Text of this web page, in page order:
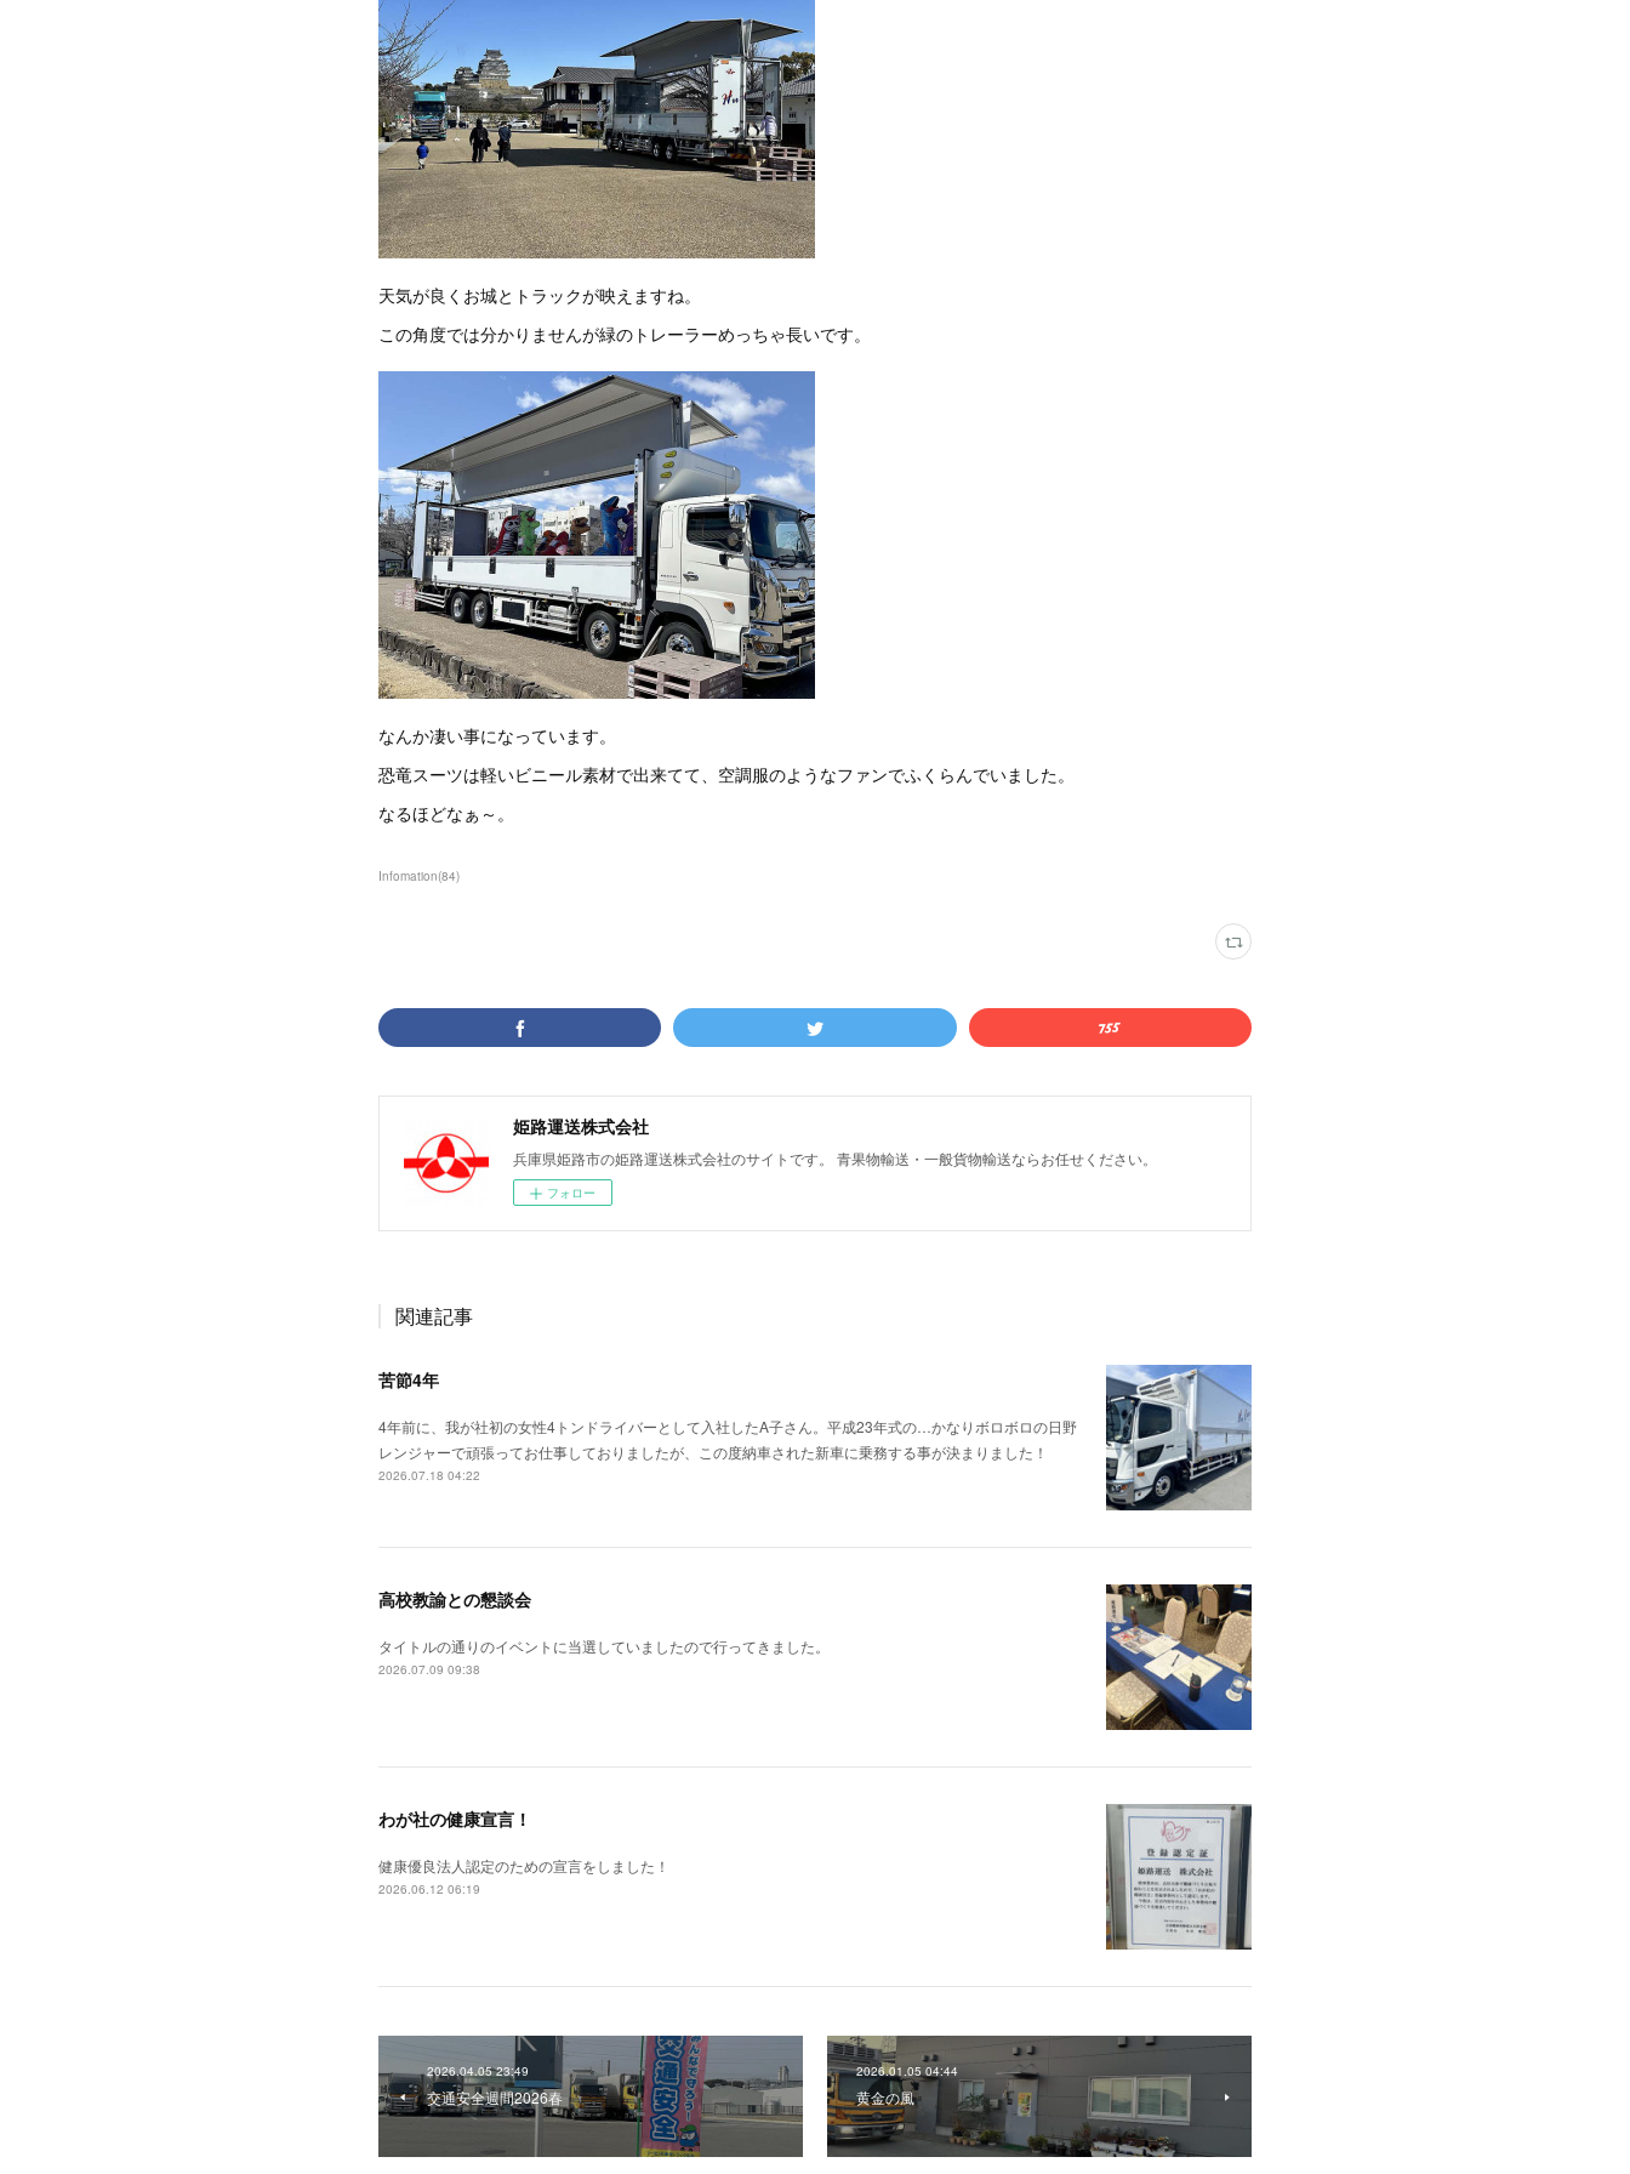
天気が良くお城とトラックが映えますね。
この角度では分かりませんが緑のトレーラーめっちゃ長いです。
なんか凄い事になっています。
恐竜スーツは軽いビニール素材で出来てて、空調服のようなファンでふくらんでいました。
なるほどなぁ～。
Infomation(84)
姫路運送株式会社
兵庫県姫路市の姫路運送株式会社のサイトです。 青果物輸送・一般貨物輸送ならお任せください。
フォロー
関連記事
苦節4年
4年前に、我が社初の女性4トンドライバーとして入社したA子さん。平成23年式の…かなりボロボロの日野
レンジャーで頑張ってお仕事しておりましたが、この度納車された新車に乗務する事が決まりました！
2026.07.18 04:22
高校教諭との懇談会
タイトルの通りのイベントに当選していましたので行ってきました。
2026.07.09 09:38
わが社の健康宣言！
健康優良法人認定のための宣言をしました！
2026.06.12 06:19
2026.04.05 23:49
交通安全週間2026春
2026.01.05 04:44
黄金の風